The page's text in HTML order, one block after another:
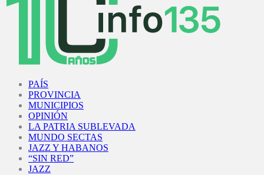
PAÍS
PROVINCIA
MUNICIPIOS
OPINIÓN
LA PATRIA SUBLEVADA
MUNDO SECTAS
JAZZ Y HABANOS
“SIN RED”
JAZZ